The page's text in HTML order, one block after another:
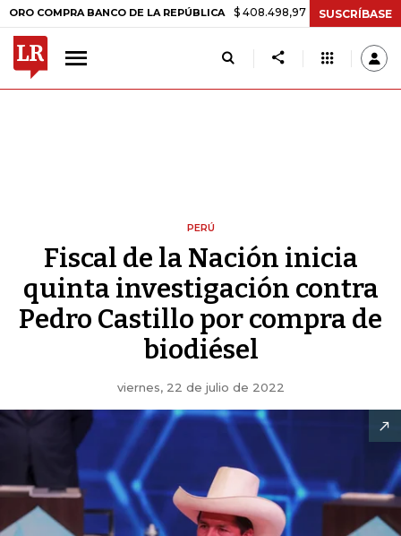
BANCO DE LA REPÚBLICA $ 408.498,97 +$ 8.753,81 +2,19%
SUSCRÍBASE
PERÚ
Fiscal de la Nación inicia
quinta investigación contra
Pedro Castillo por compra de
biodiésel
viernes, 22 de julio de 2022